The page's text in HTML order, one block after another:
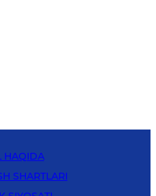
HAQIDA
SHARTLARI